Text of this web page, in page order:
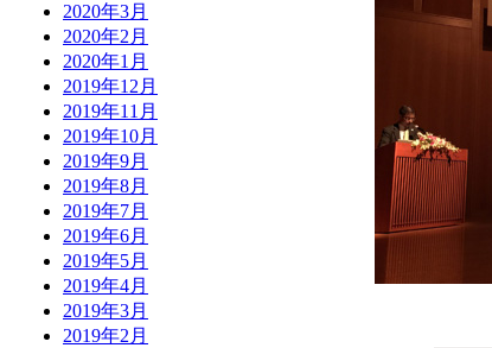
2020年3月
2020年2月
2020年1月
2019年12月
2019年11月
2019年10月
2019年9月
2019年8月
2019年7月
2019年6月
2019年5月
2019年4月
2019年3月
2019年2月